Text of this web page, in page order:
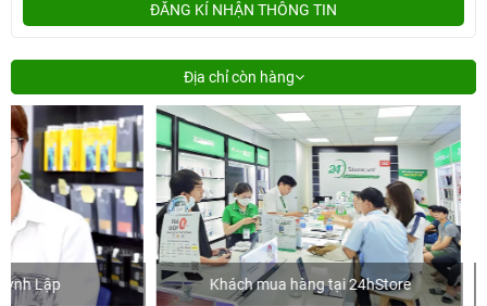
ĐĂNG KÍ NHẬN THÔNG TIN
Địa chỉ còn hàng
Khách mua hàng tại 24hStore Ca sĩ/Diễn